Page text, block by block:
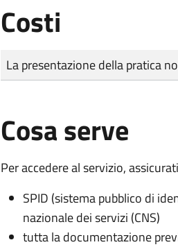
Costi
Tipo di pagamento
Importo
La presentazione della pratica
Cosa serve
Per accedere al servizio,
SPID (sistema pubblico di
nazionale dei servizi (CNS)
tutta la documentazione